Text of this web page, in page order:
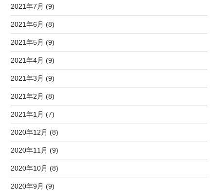
2021年7月 (9)
2021年6月 (8)
2021年5月 (9)
2021年4月 (9)
2021年3月 (9)
2021年2月 (8)
2021年1月 (7)
2020年12月 (8)
2020年11月 (9)
2020年10月 (8)
2020年9月 (9)